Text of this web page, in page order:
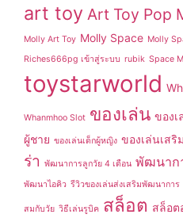
art toy Art Toy Pop
Molly Art Toy Molly Space Molly
Riches666pg เข้าสู่ระบบ rubik Space
toystarworld
Whanmhoo Slot ของเล่น ของ
ผู้ชาย ของเล่นเด็กผู้หญิง ของเล่นเส
ร่า พัฒนาการลูกวัย 4 เดือน พัฒนาก
พัฒนาไอคิว รีวิวของเล่นส่งเสริมพัฒนาการ
สมกับวัย วิธีเล่นรูบิค สล็อต สล็อต